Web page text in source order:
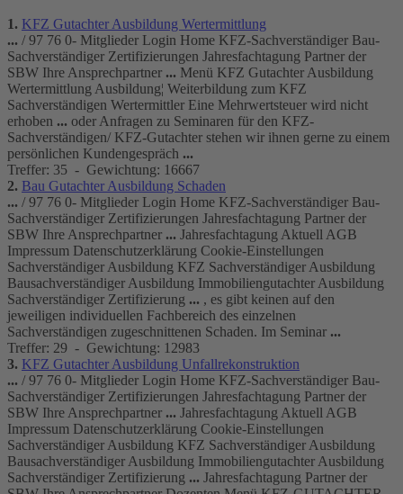
1. KFZ Gutachter Ausbildung Wertermittlung
... / 97 76 0- Mitglieder Login Home KFZ-Sachverständiger Bau-
Sachverständiger Zertifizierungen Jahresfachtagung Partner der
SBW Ihre Ansprechpartner ... Menü KFZ Gutachter Ausbildung
Wertermittlung Ausbildung¦ Weiterbildung zum KFZ
Sachverständigen Wertermittler Eine Mehrwertsteuer wird nicht
erhoben ... oder Anfragen zu Seminaren für den KFZ-
Sachverständigen/ KFZ-Gutachter stehen wir ihnen gerne zu einem
persönlichen Kundengespräch ...
Treffer: 35 - Gewichtung: 16667
2. Bau Gutachter Ausbildung Schaden
... / 97 76 0- Mitglieder Login Home KFZ-Sachverständiger Bau-
Sachverständiger Zertifizierungen Jahresfachtagung Partner der
SBW Ihre Ansprechpartner ... Jahresfachtagung Aktuell AGB
Impressum Datenschutzerklärung Cookie-Einstellungen
Sachverständiger Ausbildung KFZ Sachverständiger Ausbildung
Bausachverständiger Ausbildung Immobiliengutachter Ausbildung
Sachverständiger Zertifizierung ... , es gibt keinen auf den
jeweiligen individuellen Fachbereich des einzelnen
Sachverständigen zugeschnittenen Schaden. Im Seminar ...
Treffer: 29 - Gewichtung: 12983
3. KFZ Gutachter Ausbildung Unfallrekonstruktion
... / 97 76 0- Mitglieder Login Home KFZ-Sachverständiger Bau-
Sachverständiger Zertifizierungen Jahresfachtagung Partner der
SBW Ihre Ansprechpartner ... Jahresfachtagung Aktuell AGB
Impressum Datenschutzerklärung Cookie-Einstellungen
Sachverständiger Ausbildung KFZ Sachverständiger Ausbildung
Bausachverständiger Ausbildung Immobiliengutachter Ausbildung
Sachverständiger Zertifizierung ... Jahresfachtagung Partner der